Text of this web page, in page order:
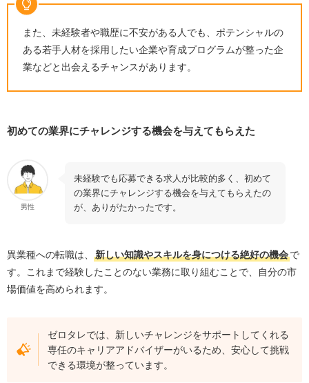
また、未経験者や職歴に不安がある人でも、ポテンシャルの
ある若手人材を採用したい企業や育成プログラムが整った企
業などと出会えるチャンスがあります。
初めての業界にチャレンジする機会を与えてもらえた
男性
未経験でも応募できる求人が比較的多く、初めて
の業界にチャレンジする機会を与えてもらえたの
が、ありがたかったです。
異業種への転職は、 新しい知識やスキルを身につける絶好の機会で
す。これまで経験したことのない業務に取り組むことで、自分の市
場価値を高められます。
ゼロタレでは、新しいチャレンジをサポートしてくれる
専任のキャリアアドバイザーがいるため、安心して挑戦
できる環境が整っています。